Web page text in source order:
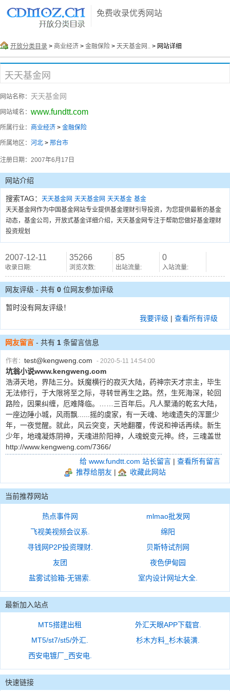
免费收录优秀网站
开放分类目录 > 商业经济 > 金融保险 > 天天基金网.. > 网站详细
天天基金网
网站名称： 天天基金网
网站域名： www.fundtt.com
所属行业： 商业经济 > 金融保险
所属地区： 河北 > 邢台市
注册日期： 2007年6月17日
网站介绍
搜索TAG： 天天基金网 天天基金网 天天基金 基金
天天基金网作为中国基金网站专业提供基金理财引导投资，为您提供最新的基金
动态，基金公司，开放式基金详细介绍，天天基金网专注于帮助您做好基金理财
投资规划
2007-12-11
收录日期:
35266
浏览次数:
85
出站流量:
0
入站流量:
网友评级 - 共有 0 位网友参加评级
暂时没有网友评级！
我要评级 | 查看所有评级
网友留言 - 共有 1 条留言信息
作者： test@kengweng.com - 2020-5-11 14:54:00
坑翁小说www.kengweng.com
浩漭天地，界陆三分。妖魔横行的寂灭大陆，药神宗天才宗主，毕生
无法修行，于大限将至之际，寻转世再生之路。然，生死海深，轮回
路险，因果纠缠，厄难降临。……三百年后。凡人聚涌的乾玄大陆，
一座边陲小城，风雨飘......摇的虞家，有一天魂、地魂遗失的浑噩少
年，一夜觉醒。就此，风云突变，天地翻覆，传说和神话再续。新生
少年，地魂凝炼阴神，天魂进阶阳神，人魂蜕变元神。终，三魂盖世
http://www.kengweng.com/7366/
给 www.fundtt.com 站长留言 | 查看所有留言
推荐给朋友 | 收藏此网站
当前推荐网站
热点事件网
mlmao批发网
飞视美视频会议系.
绵阳
寻钱网P2P投资理财.
贝斯特试剂网
友团
夜色伊甸园
盐雾试验箱-无锡索.
室内设计网址大全.
最新加入站点
MT5搭建出租
外汇天眼APP下载官.
MT5/st7/st5/外汇.
杉木方料_杉木装潢.
西安电镀厂_西安电.
快速链接